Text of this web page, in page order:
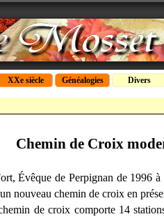
XXe siècle Généalogies Divers
Chemin de Croix
Évêque de Perpignan de 1996
nouveau chemin de croix en
de croix comporte 14